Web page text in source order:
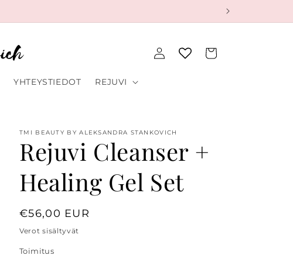
YHTEYSTIEDOT REJUVI
Kirjaudu
sisään
Ostoskori
TMI BEAUTY BY ALEKSANDRA STANKOVICH
Rejuvi Cleanser +
Healing Gel Set
Regular
price
€56,00 EUR
Verot sisältyvät
Toimitus